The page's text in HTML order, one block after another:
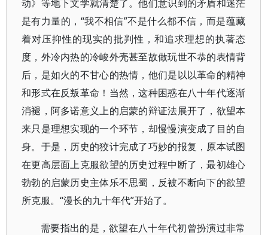
动》等地下文学就清楚了。他们意识到的矛盾和迷茫
是有力量的，“我不相信”不是什么都不信，而是蕴藏
着对压抑性的现实的批判性，和追求理想的执著态
度，外冷内热的冷峻外壳甚至故做玩世不恭的表情背
后，是如火的不甘心的热情，他们是以以革命的精神
和形式在反叛革命！当然，这种困惑在八十年代逐渐
消褪，阿多诺意义上的启蒙的辩证法展开了，欲望本
来只是理想实现的一个环节，却慢慢演变成了目的自
身。于是，历史的狡计完成了巧妙的报复，原本试图
在更高层面上克服欲望的历史过程中断了，最初雄心
勃勃的启蒙历史主体乐不思蜀，反被不断向下的欲望
所克服。“漫长的九十年代”开始了。
需要指出的是，欲望在八十年代初曾扮演过非常